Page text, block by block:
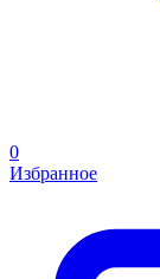
0
Избранное